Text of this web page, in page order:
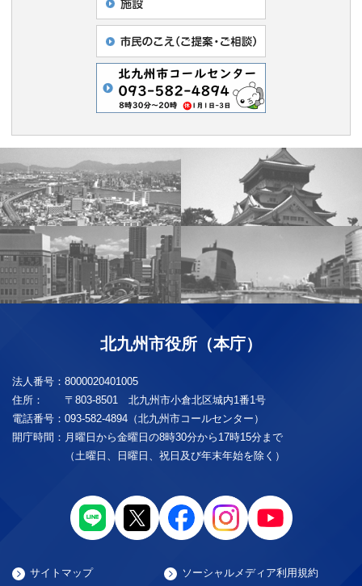
北九州市役所（本庁）
法人番号： 8000020401005
住所：
〒803-8501 北九州市小倉北区城内1番1号
電話番号： 093-582-4894（北九州市コールセンター）
開庁時間： 月曜日から金曜日の8時30分から17時15分まで
（土曜日、日曜日、祝日及び年末年始を除く）
サイトマップ ソーシャルメディア利用規約